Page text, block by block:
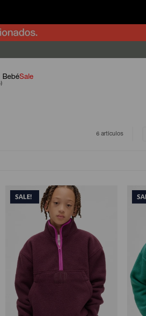
BebéSale
6 artículos